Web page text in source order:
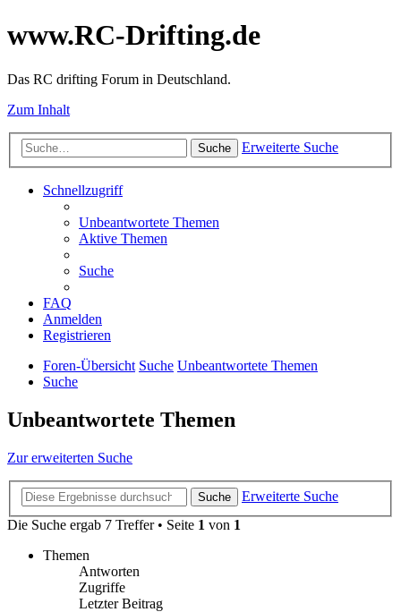
www.RC-Drifting.de
Das RC drifting Forum in Deutschland.
Zum Inhalt
Suche Erweiterte Suche
Schnellzugriff
Unbeantwortete Themen
Aktive Themen
Suche
FAQ
Anmelden
Registrieren
Foren-Übersicht Suche Unbeantwortete Themen
Suche
Unbeantwortete Themen
Zur erweiterten Suche
Suche
Erweiterte Suche
Die Suche ergab 7 Treffer • Seite 1 von 1
Themen
Antworten
Zugriffe
Letzter Beitrag